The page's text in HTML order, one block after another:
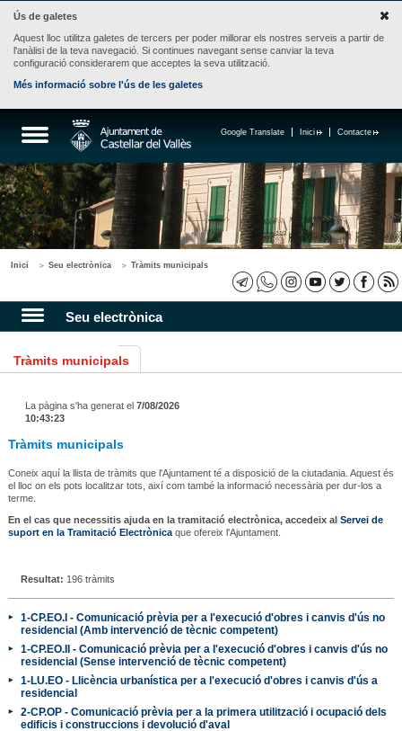
Ús de galetes
Aquest lloc utilitza galetes de tercers per poder millorar els nostres serveis a partir de
l'anàlisi de la teva navegació. Si continues navegant sense canviar la teva
configuració considerarem que acceptes la seva utilització.
Més informació sobre l'ús de les galetes
Contacte
Inici
Google Translate
Inici Seu electrònica Tràmits municipals
Seu electrònica
Tràmits municipals
La pàgina s'ha generat el 7/08/2026
10:43:23
Tràmits municipals
Coneix aquí la llista de tràmits que l'Ajuntament té a disposició de la ciutadania. Aquest és
el lloc on els pots localitzar tots, així com també la informació necessària per dur-los a
terme.
En el cas que necessitis ajuda en la tramitació electrònica, accedeix al Servei de
suport en la Tramitació Electrònicaque ofereix l'Ajuntament.
Resultat: 196 tràmits
1-CP.EO.I - Comunicació prèvia per a l'execució d'obres i canvis d'ús no
residencial (Amb intervenció de tècnic competent)
1-CP.EO.II - Comunicació prèvia per a l'execució d'obres i canvis d'ús no
residencial (Sense intervenció de tècnic competent)
1-LU.EO - Llicència urbanística per a l'execució d'obres i canvis d'ús a
residencial
2-CP.OP - Comunicació prèvia per a la primera utilització i ocupació dels
edificis i construccions i devolució d'aval